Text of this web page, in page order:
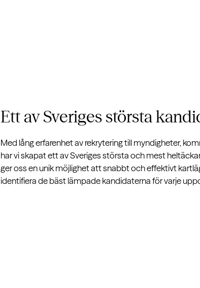
Ett av Sveriges största
Med lång erfarenhet av rekrytering till myndigheter,
har vi skapat ett av Sveriges största och mest
ger oss en unik möjlighet att snabbt och effektivt
identifiera de bäst lämpade kandidaterna för varje